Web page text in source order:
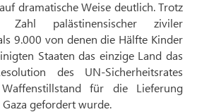
dramatische Weise deutlich. Trotz
Zahl palästinensischer ziviler
9.000 von denen die Hälfte Kinder
Staaten das einzige Land das
des UN-Sicherheitsrates
für die Lieferung
gefordert wurde.